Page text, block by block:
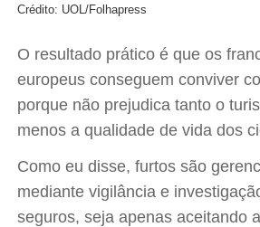
Crédito: UOL/Folhapress
O resultado prático é que os
europeus conseguem conviver
porque não prejudica tanto o
menos a qualidade de vida dos
Como eu disse, furtos são
mediante vigilância e
seguros, seja apenas aceitando